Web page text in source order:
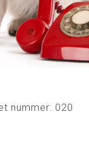
nummer: 020